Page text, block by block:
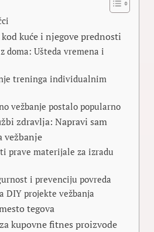
kuće i njegove prednosti
doma: Ušteda vremena i
treninga individualnim
vežbanje postalo popularno
zdravlja: Napravi sam
vežbanje
prave materijale za izradu
i prevenciju povreda
DIY projekte vežbanja
tegova
kupovne fitnes proizvode